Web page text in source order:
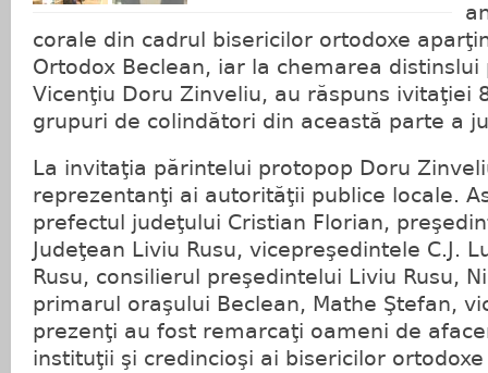
corale din cadrul bisericilor ortodoxe
Ortodox Beclean, iar la chemarea
Vicenţiu Doru Zinveliu, au răspuns ivitaţiei
grupuri de colindători din această parte a
La invitaţia părintelui protopop Doru
reprezentanţi ai autorităţii publice locale.
prefectul judeţului Cristian Florian,
Judeţean Liviu Rusu, vicepreşedintele C.J.
Rusu, consilierul preşedintelui Liviu Rusu,
primarul oraşului Beclean, Mathe Ştefan,
prezenţi au fost remarcaţi oameni de
instituţii şi credincioşi ai bisericilor